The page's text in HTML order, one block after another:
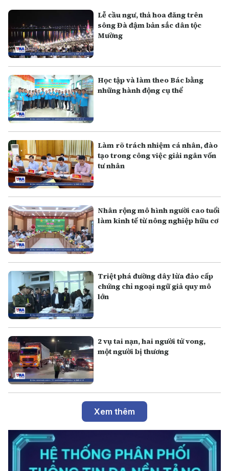
Lễ cầu ngư, thả hoa đăng trên
sông Đà đậm bản sắc dân tộc
Mường
Học tập và làm theo Bác bằng
những hành động cụ thể
Làm rõ trách nhiệm cá nhân, đào
tạo trong công việc giải ngân vốn
tư nhân
Nhân rộng mô hình người cao tuổi
làm kinh tế từ nông nghiệp hữu cơ
Triệt phá đường dây lừa đảo cấp
chứng chỉ ngoại ngữ giả quy mô
lớn
2 vụ tai nạn, hai người tử vong,
một người bị thương
Xem thêm